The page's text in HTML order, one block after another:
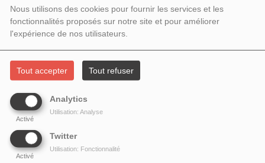
Nous utilisons des cookies pour fournir les services et les
fonctionnalités proposés sur notre site et pour améliorer
l'expérience de nos utilisateurs.
Tout accepter Tout refuser
Analytics
Activé
Utilisation: Analyse
Twitter
Activé
Utilisation: Fonctionnalité
Poète visionnaire, écrivain et essayiste,
l'auteur d'une œuvre foisonnante étudiée dans le monde
entier. Penseur du Tout-monde, cette nouvelle appréhension